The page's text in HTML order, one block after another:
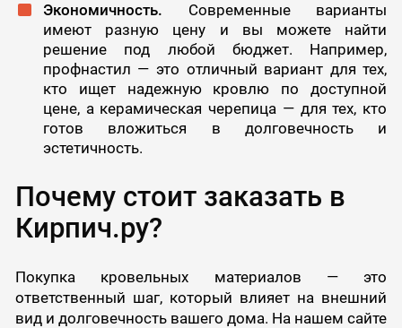
Экономичность. Современные варианты
имеют разную цену и вы можете найти
решение под любой бюджет. Например,
профнастил — это отличный вариант для тех,
кто ищет надежную кровлю по доступной
цене, а керамическая черепица — для тех, кто
готов вложиться в долговечность и
эстетичность.
Почему стоит заказать в
Кирпич.ру?
Покупка кровельных материалов — это
ответственный шаг, который влияет на внешний
вид и долговечность вашего дома. На нашем сайте